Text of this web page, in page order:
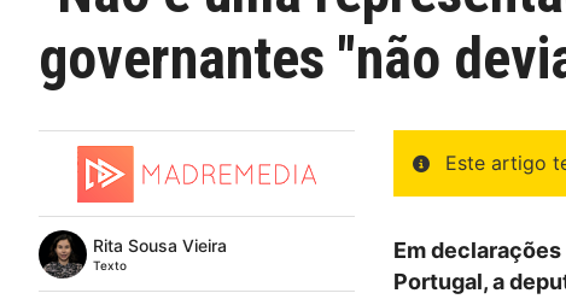
governantes "não
Rita Sousa Vieira
Texto
Este artigo
Em declarações
Portugal, a